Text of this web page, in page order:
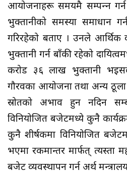
आयोजनाहरू समयमै सम्पन्‍न गर्न
भुक्तानीको समस्या समाधान
गरिरहेको बताए । उनले आर्थिक
भुक्तानी गर्न बाँकी रहेको
करोड ३६ लाख भुक्तानी
गौरवका आयोजना तथा अन्य ठूला
स्रोतको अभाव हुन नदिन
विनियोजित बजेटमध्ये कुनै
कुनै शीर्षकमा विनियोजित
भएमा रकमान्तर मार्फत् त्यस्ता
बजेट व्यवस्थापन गर्न अर्थ